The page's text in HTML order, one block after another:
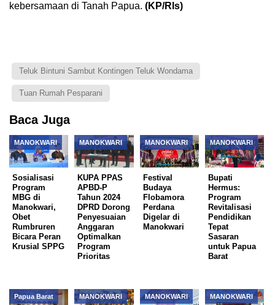
kebersamaan di Tanah Papua. (KP/Rls)
Teluk Bintuni Sambut Kontingen Teluk Wondama
Tuan Rumah Pesparani
Baca Juga
MANOKWARI
Sosialisasi
Program
MBG di
Manokwari,
Obet
Rumbruren
Bicara Peran
Krusial SPPG
MANOKWARI
KUPA PPAS
APBD-P
Tahun 2024
DPRD Dorong
Penyesuaian
Anggaran
Optimalkan
Program
Prioritas
MANOKWARI
Festival
Budaya
Flobamora
Perdana
Digelar di
Manokwari
MANOKWARI
Bupati
Hermus:
Program
Revitalisasi
Pendidikan
Tepat
Sasaran
untuk Papua
Barat
Papua Barat MANOKWARI MANOKWARI MANOKWARI